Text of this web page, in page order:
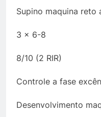
Supino maquina reto
3 x 6-8
8/10 (2 RIR)
Controle a fase
Desenvolvimento